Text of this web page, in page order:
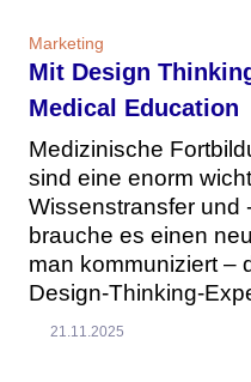
Marketing
Mit Design
Medical Education
Medizinische
sind eine enorm
Wissenstransfer und
brauche es einen
man kommuniziert –
Design-Thinking-
21.11.2025